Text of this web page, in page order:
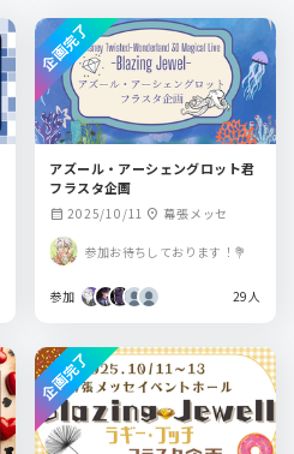
アズール・アーシェングロット君
フラスタ企画
calendar_month 2025/10/11 location_on 幕張メッセ
参加お待ちしております！💐
参加 29人
企画完了
企画完了